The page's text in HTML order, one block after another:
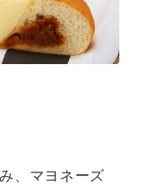
、マヨネーズ